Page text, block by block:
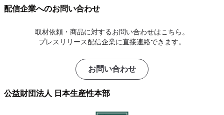
配信企業へのお問い合わせ
取材依頼・商品に対するお問い合わせはこちら。
プレスリリース配信企業に直接連絡できます。
お問い合わせ
公益財団法人 日本生産性本部